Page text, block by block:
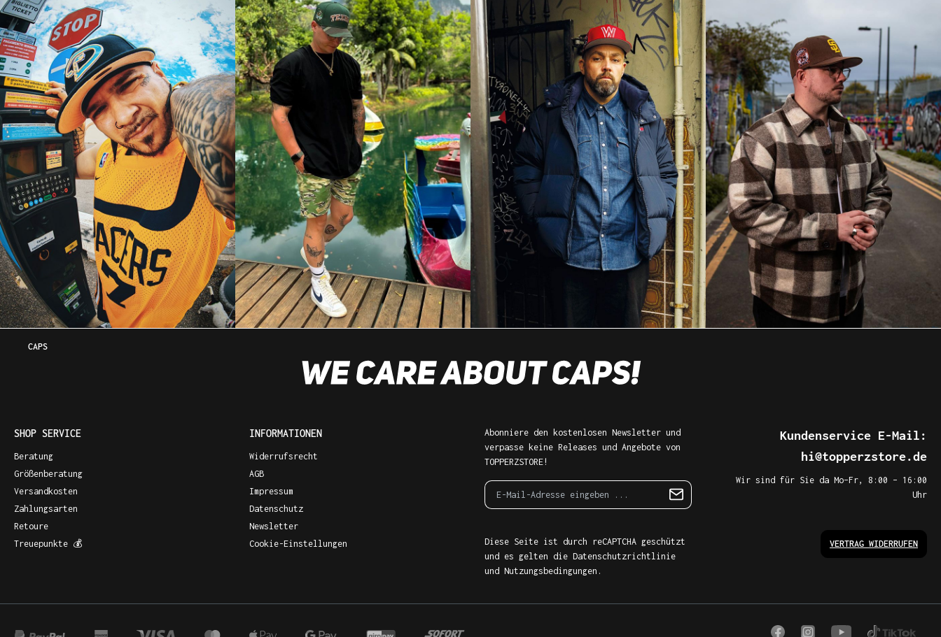
CAPS
SHOP SERVICE
Beratung
Größenberatung
Versandkosten
Zahlungsarten
Retoure
Treuepunkte 💰
INFORMATIONEN
Widerrufsrecht
AGB
Impressum
Datenschutz
Newsletter
Cookie-Einstellungen
Abonniere den kostenlosen Newsletter und
verpasse keine Releases und Angebote von
TOPPERZSTORE!
Diese Seite ist durch reCAPTCHA geschützt
und es gelten die Datenschutzrichtlinie
und Nutzungsbedingungen .
Kundenservice E-Mail:
hi@topperzstore.de
Wir sind für Sie da Mo–Fr, 8:00 – 16:00
Uhr
VERTRAG WIDERRUFEN